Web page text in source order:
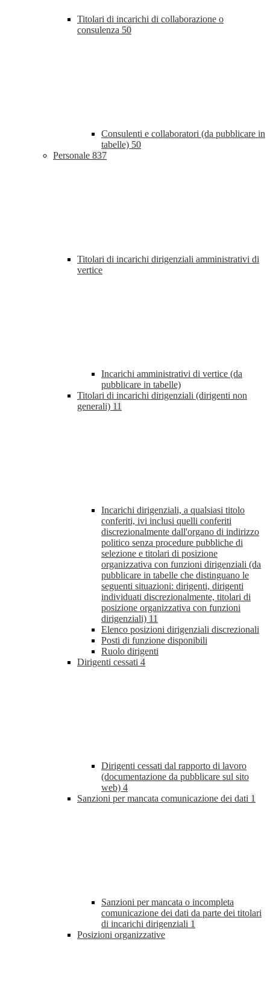
Titolari di incarichi di collaborazione o
consulenza 50
Consulenti e collaboratori (da pubblicare in
tabelle) 50
Personale 837
Titolari di incarichi dirigenziali amministrativi di
vertice
Incarichi amministrativi di vertice (da
pubblicare in tabelle)
Titolari di incarichi dirigenziali (dirigenti non
generali) 11
Incarichi dirigenziali, a qualsiasi titolo
conferiti, ivi inclusi quelli conferiti
discrezionalmente dall'organo di indirizzo
politico senza procedure pubbliche di
selezione e titolari di posizione
organizzativa con funzioni dirigenziali (da
pubblicare in tabelle che distinguano le
seguenti situazioni: dirigenti, dirigenti
individuati discrezionalmente, titolari di
posizione organizzativa con funzioni
dirigenziali) 11
Elenco posizioni dirigenziali discrezionali
Posti di funzione disponibili
Ruolo dirigenti
Dirigenti cessati 4
Dirigenti cessati dal rapporto di lavoro
(documentazione da pubblicare sul sito
web) 4
Sanzioni per mancata comunicazione dei dati 1
Sanzioni per mancata o incompleta
comunicazione dei dati da parte dei titolari
di incarichi dirigenziali 1
Posizioni organizzative